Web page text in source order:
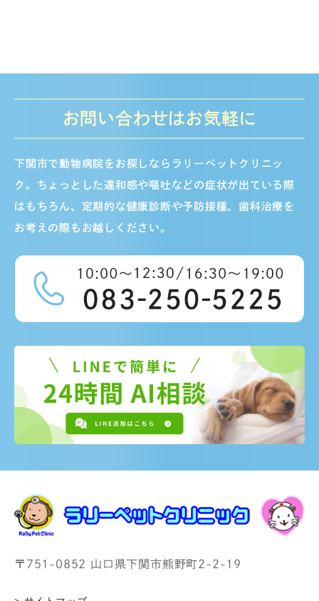
お問い合わせはお気軽に
下関市で動物病院をお探しならラリーペットクリニッ
ク。ちょっとした違和感や嘔吐などの症状が出ている際
はもちろん、定期的な健康診断や予防接種、歯科治療を
お考えの際もお越しください。
〒751-0852 山口県下関市熊野町2-2-19